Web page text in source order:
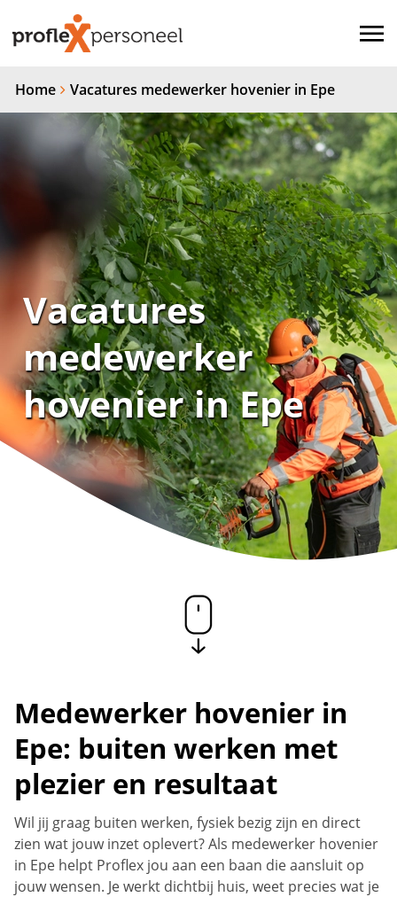
Home Vacatures medewerker hovenier in Epe
Vacatures
medewerker
hovenier in Epe
Medewerker hovenier in
Epe: buiten werken met
plezier en resultaat
Wil jij graag buiten werken, fysiek bezig zijn en direct
zien wat jouw inzet oplevert? Als medewerker hovenier
in Epe helpt Proflex jou aan een baan die aansluit op
jouw wensen. Je werkt dichtbij huis, weet precies wat je